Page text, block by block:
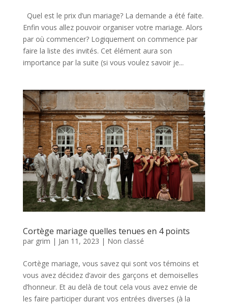
Quel est le prix d’un mariage? La demande a été faite.
Enfin vous allez pouvoir organiser votre mariage. Alors
par où commencer? Logiquement on commence par
faire la liste des invités. Cet élément aura son
importance par la suite (si vous voulez savoir je...
Cortège mariage quelles tenues en 4 points
par grim | Jan 11, 2023 | Non classé
Cortège mariage, vous savez qui sont vos témoins et
vous avez décidez d’avoir des garçons et demoiselles
d’honneur. Et au delà de tout cela vous avez envie de
les faire participer durant vos entrées diverses (à la